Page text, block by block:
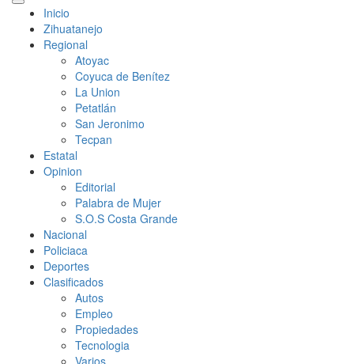
Primary
Menu
Inicio
Zihuatanejo
Regional
Atoyac
Coyuca de Benítez
La Union
Petatlán
San Jeronimo
Tecpan
Estatal
Opinion
Editorial
Palabra de Mujer
S.O.S Costa Grande
Nacional
Policiaca
Deportes
Clasificados
Autos
Empleo
Propiedades
Tecnologia
Varios